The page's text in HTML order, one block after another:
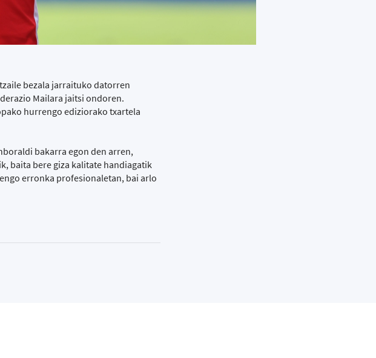
bezala jarraituko datorren
Mailara jaitsi ondoren.
hurrengo ediziorako txartela
bakarra egon den arren,
baita bere giza kalitate handiagatik
erronka profesionaletan, bai arlo